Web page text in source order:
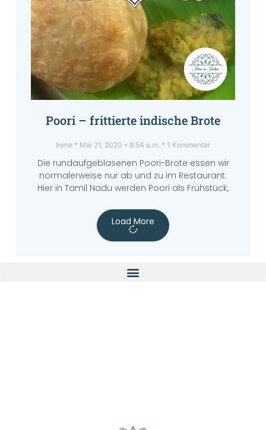
Poori – frittierte indische Brote
Irene Mai 21, 2020 8:54 a.m. 1 Kommentar
Die rundaufgeblasenen Poori-Brote essen wir
normalerweise nur ab und zu im Restaurant.
Hier in Tamil Nadu werden Poori als Frühstück,
Load More